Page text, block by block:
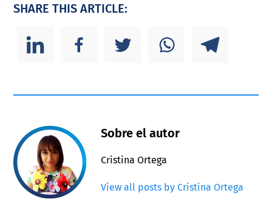
SHARE THIS ARTICLE:
Sobre el autor
Cristina Ortega
View all posts by Cristina Ortega